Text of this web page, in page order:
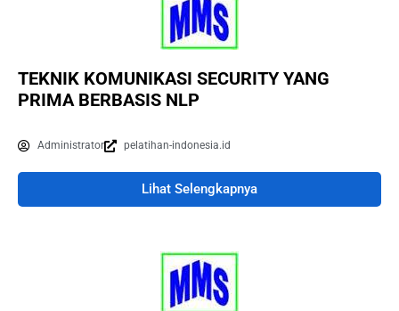
TEKNIK KOMUNIKASI SECURITY YANG
PRIMA BERBASIS NLP
Administrator pelatihan-indonesia.id
Lihat Selengkapnya